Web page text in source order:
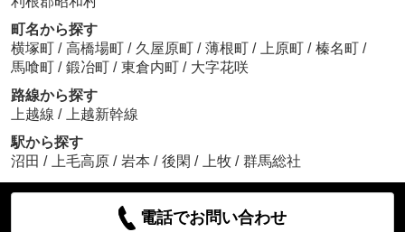
町名から探す
横塚町 / 高橋場町 / 久屋原町 / 薄根町 / 上原町 / 榛名町 /
馬喰町 / 鍛冶町 / 東倉内町 / 大字花咲
路線から探す
上越線 /
上越新幹線
駅から探す
沼田 / 上毛高原 / 岩本 / 後閑 / 上牧 / 群馬総社
電話でお問い合わせ